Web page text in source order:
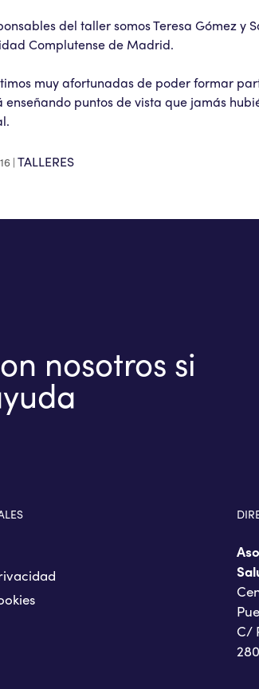
del taller somos Teresa Gómez
Complutense de Madrid.
muy afortunadas de poder formar
enseñando puntos de vista que jamás
TALLERES
nosotros si
C/